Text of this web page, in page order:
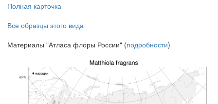
Полная карточка
Все образцы этого вида
Материалы "Атласа флоры России" (подробности)